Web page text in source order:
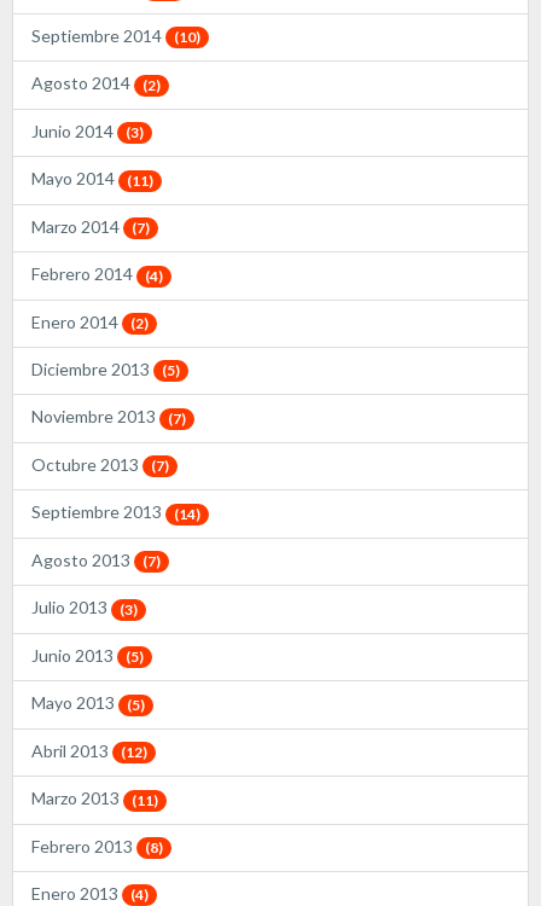
Septiembre 2014 (10)
Agosto 2014 (2)
Junio 2014 (3)
Mayo 2014 (11)
Marzo 2014 (7)
Febrero 2014 (4)
Enero 2014 (2)
Diciembre 2013 (5)
Noviembre 2013 (7)
Octubre 2013 (7)
Septiembre 2013 (14)
Agosto 2013 (7)
Julio 2013 (3)
Junio 2013 (5)
Mayo 2013 (5)
Abril 2013 (12)
Marzo 2013 (11)
Febrero 2013 (8)
Enero 2013 (4)